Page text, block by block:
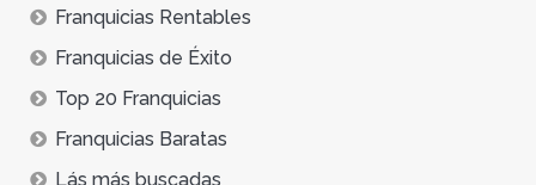
Franquicias Rentables
Franquicias de Éxito
Top 20 Franquicias
Franquicias Baratas
Lás más buscadas